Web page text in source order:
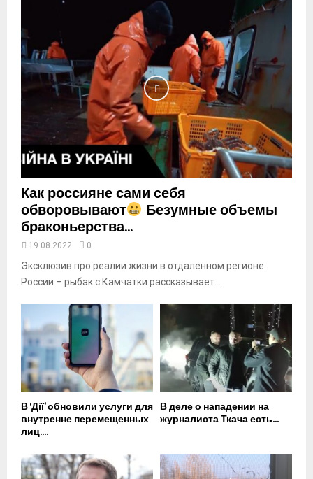
y
b
e
Как россияне сами себя
обворовывают Безумные объемы
браконьерства...
19.08.2022 0
Эксклюзив про реалии жизни в отдаленном регионе
России – рыбак с Камчатки рассказывает...
В ‘Дії’ обновили услуги для
внутренне перемещенных
лиц....
В деле о нападении на
журналиста Ткача есть...